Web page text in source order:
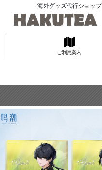
海外グッズ代行ショップ
ご利用案内